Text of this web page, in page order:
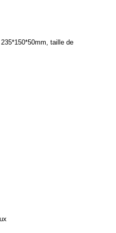
taille de